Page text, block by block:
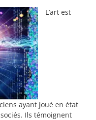
L’art est
ayant joué en état
Ils témoignent